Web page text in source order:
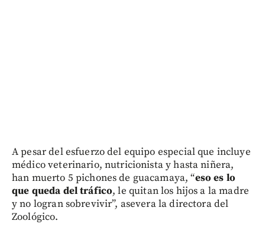
A pesar del esfuerzo del equipo especial que incluye
médico veterinario, nutricionista y hasta niñera,
han muerto 5 pichones de guacamaya, “eso es lo
que queda del tráfico, le quitan los hijos a la madre
y no logran sobrevivir”, asevera la directora del
Zoológico.